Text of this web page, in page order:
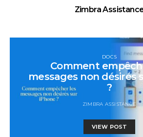
Zimbra
DOCS
Comment
messages non désirés
?
ZIMBRA ASSISTANCE
VIEW POST